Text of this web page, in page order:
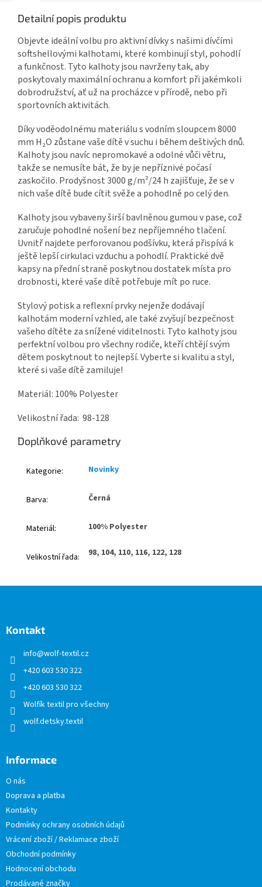
Detailní popis produktu
Objevte ideální volbu pro aktivní dívky s našimi dívčími
softshellovými kalhotami, které kombinují styl, pohodlí
a funkčnost. Tyto kalhoty jsou navrženy tak, aby
poskytovaly maximální ochranu a komfort při jakémkoli
dobrodružství, ať už na procházce v přírodě, nebo při
sportovních aktivitách.
Díky voděodolnému materiálu s vodním sloupcem 8000
mm H₂O zůstane vaše dítě v suchu i během deštivých dnů.
Kalhoty jsou navíc nepromokavé a odolné vůči větru,
takže se nemusíte bát, že by je nepříznivé počasí
zaskočilo. Prodyšnost 3000 g/m²/24 h zajišťuje, že se v
nich vaše dítě bude cítit svěže a pohodlně po celý den.
Kalhoty jsou vybaveny širší bavlněnou gumou v pase, což
zaručuje pohodlné nošení bez nepříjemného tlačení.
Uvnitř najdete perforovanou podšívku, která přispívá k
ještě lepší cirkulaci vzduchu a pohodlí. Praktické dvě
kapsy na přední straně poskytnou dostatek místa pro
drobnosti, které vaše dítě potřebuje mít po ruce.
Stylový potisk a reflexní prvky nejenže dodávají
kalhotám moderní vzhled, ale také zvyšují bezpečnost
vašeho dítěte za snížené viditelnosti. Tyto kalhoty jsou
perfektní volbou pro všechny rodiče, kteří chtějí svým
dětem poskytnout to nejlepší. Vyberte si kvalitu a styl,
které si vaše dítě zamiluje!
Materiál: 100% Polyester
Velikostní řada: 98-128
Doplňkové parametry
Kategorie: Novinky
Barva: Černá
Materiál: 100% Polyester
Velikostní řada: 98, 104, 110, 116, 122, 128
Kontakt
info@wolf-textil.cz
+420 603 530 322
+420 603 530 322
Wolfík textil pro všechny
wolf.detsky.textil
Informace
O nás
Doprava a platba
Kontakty
Podmínky ochrany osobních údajů
Vrácení zboží / Reklamace zboží
Obchodní podmínky
Hodnocení obchodu
Prodávané značky